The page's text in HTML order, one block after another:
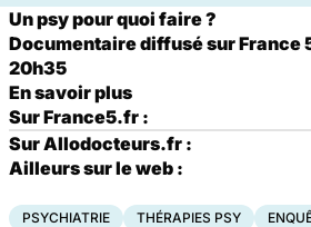
Un psy pour quoi faire?
Documentaire diffusé sur France
20h35
En savoir plus
Sur France5.fr :
Sur Allodocteurs.fr :
Ailleurs sur le web :
PSYCHIATRIE THÉRAPIES PSY